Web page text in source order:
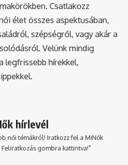
Csatlakozz
élet összes aspektusában,
szépségről, vagy akár a
Velünk mindig
legfrissebb hírekkel,
hírlevél
női témákról! Iratkozz fel a MiNők
gombra kattintva!"